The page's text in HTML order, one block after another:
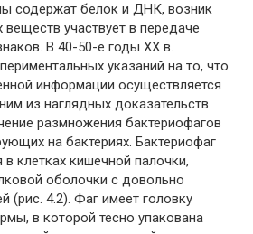
содержат белок и ДНК, возник
веществ участвует в передаче
В 40-50-е годы XX в.
указаний на то, что
информации осуществляется
из наглядных доказательств
размножения бактериофагов
на бактериях. Бактериофаг
клетках кишечной палочки,
оболочки с довольно
(рис. 4.2). Фаг имеет головку
в которой тесно упакована